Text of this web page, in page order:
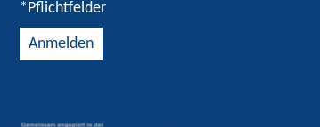
*Pflichtfelder